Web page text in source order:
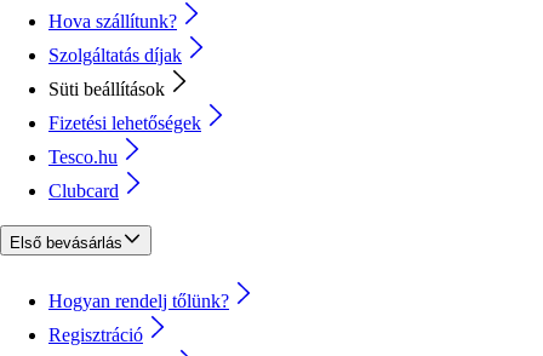
Hova szállítunk?
Szolgáltatás díjak
Süti beállítások
Fizetési lehetőségek
Tesco.hu
Clubcard
Első bevásárlás
Hogyan rendelj tőlünk?
Regisztráció